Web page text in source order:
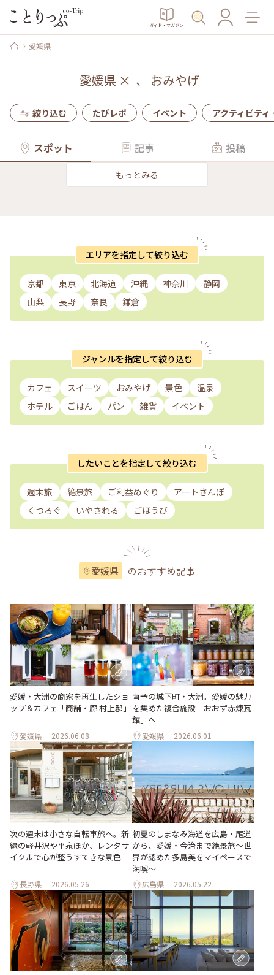
ガイド・マガジン
愛媛県
愛媛県 × 、 おみやげ
絞り込む たびレポ イベント アクティビティ
スポット 記事 投稿
もっとみる
エリアを指定して絞り込む
京都 東京 北海道 沖縄 神奈川
静岡
山梨
長野 奈良 鎌倉
ジャンルを指定して絞り込む
カフェ スイーツ おみやげ 景色
温泉
ホテル
ごはん パン 雑貨 イベント
したいことを指定して絞り込む
週末旅 絶景旅 ご利益めぐり
アートさんぽ
くつろぐ
いやされる ごほうび
愛媛県 のおすすめ記事
愛媛・大洲の商家を再生したショ
ップ＆カフェ「商舗・廊 村上邸」
愛媛県 2026.06.08
南予の城下町・大洲。愛媛の魅力
を集めた複合施設「おおず赤煉瓦
館」へ
愛媛県 2026.06.01
次の週末は小さな自転車旅へ。新
緑の軽井沢や平泉ほか、レンタサ
イクルで心が整うすてきな景色
長野県 2026.05.26
初夏のしまなみ海道を広島・尾道
から、愛媛・今治まで絶景旅〜世
界が認めた多島美をマイペースで
満喫〜
広島県 2026.05.22